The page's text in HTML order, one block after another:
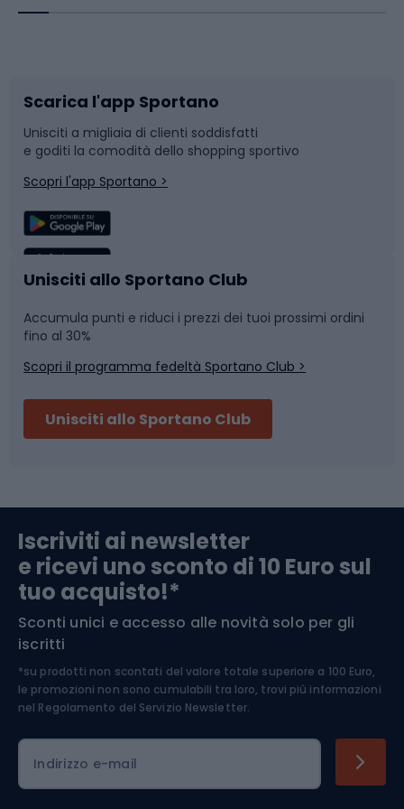
Bushcraft
Corsa
Sport di squadra
Caschi da ciclismo
Skitouring
Abbigliamento da escursionismo
Slitte e slittini
Snowboard
Camminata nordica
Nuoto
Pattinaggio
Componenti per biciclette
Arrampicata
Medicina dello sport
Abbigliamento ciclistico
Scarica l'app Sportano
Unisciti a migliaia di clienti soddisfatti
e goditi la comodità dello shopping sportivo
Scopri l'app Sportano >
Unisciti allo Sportano Club
Accumula punti e riduci i prezzi dei tuoi prossimi ordini
fino al 30%
Scopri il programma fedeltà Sportano Club >
Unisciti allo Sportano Club
Iscriviti ai newsletter
e ricevi uno sconto di 10 Euro sul
tuo acquisto!*
Sconti unici e accesso alle novità solo per gli
iscritti
*su prodotti non scontati del valore totale superiore a 100 Euro,
le promozioni non sono cumulabili tra loro, trovi più informazioni
nel Regolamento del Servizio Newsletter.
Indirizzo e-mail